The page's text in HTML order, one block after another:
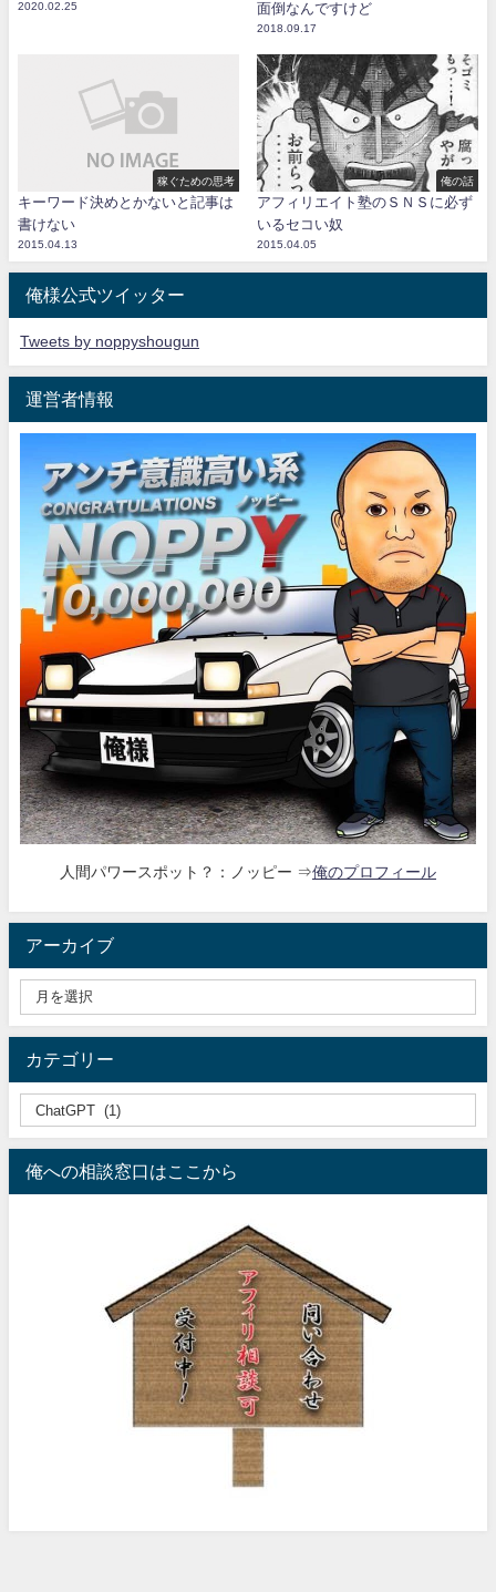
2020.02.25
面倒なんですけど
2018.09.17
稼ぐための思考
キーワード決めとかないと記事は
書けない
2015.04.13
俺の話
アフィリエイト塾のＳＮＳに必ず
いるセコい奴
2015.04.05
俺様公式ツイッター
Tweets by noppyshougun
運営者情報
人間パワースポット？：ノッピー ⇒俺のプロフィール
アーカイブ
カテゴリー
俺への相談窓口はここから